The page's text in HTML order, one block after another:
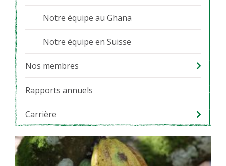
Notre équipe au Ghana
Notre équipe en Suisse
Nos membres
Rapports annuels
Carrière